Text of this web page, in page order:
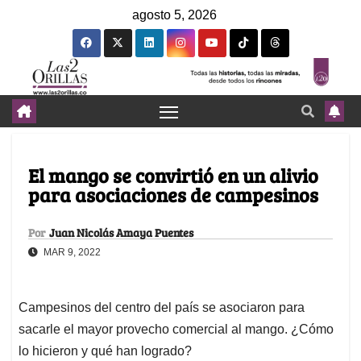
agosto 5, 2026
El mango se convirtió en un alivio
para asociaciones de campesinos
Por Juan Nicolás Amaya Puentes
MAR 9, 2022
Campesinos del centro del país se asociaron para
sacarle el mayor provecho comercial al mango. ¿Cómo
lo hicieron y qué han logrado?